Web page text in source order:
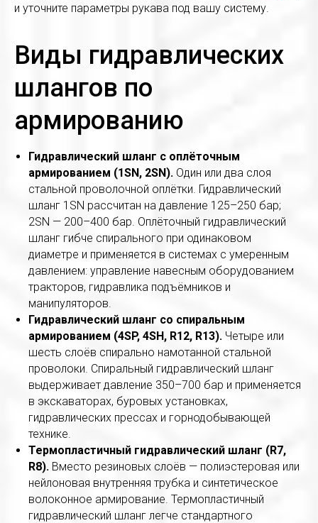
и уточните параметры рукава под вашу систему.
Виды гидравлических
шлангов по
армированию
Гидравлический шланг с оплёточным
армированием (1SN, 2SN). Один или два слоя
стальной проволочной оплётки. Гидравлический
шланг 1SN рассчитан на давление 125–250 бар;
2SN — 200–400 бар. Оплёточный гидравлический
шланг гибче спирального при одинаковом
диаметре и применяется в системах с умеренным
давлением: управление навесным оборудованием
тракторов, гидравлика подъёмников и
манипуляторов.
Гидравлический шланг со спиральным
армированием (4SP, 4SH, R12, R13). Четыре или
шесть слоёв спирально намотанной стальной
проволоки. Спиральный гидравлический шланг
выдерживает давление 350–700 бар и применяется
в экскаваторах, буровых установках,
гидравлических прессах и горнодобывающей
технике.
Термопластичный гидравлический шланг (R7,
R8). Вместо резиновых слоёв — полиэстеровая или
нейлоновая внутренняя трубка и синтетическое
волоконное армирование. Термопластичный
гидравлический шланг легче стандартного